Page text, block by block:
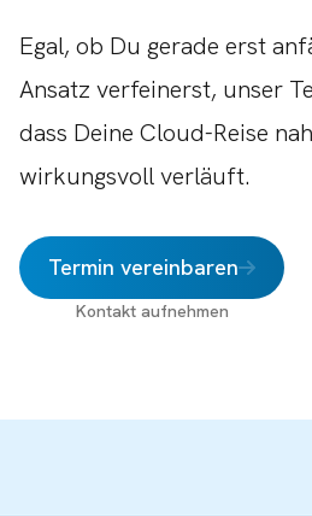
Egal, ob Du gerade erst
Ansatz verfeinerst, unser
dass Deine Cloud-Reise
wirkungsvoll verläuft.
Termin vereinbaren
Kontakt aufnehmen